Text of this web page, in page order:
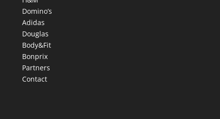
Domino’s
Adidas
Douglas
Body&Fit
Bonprix
Partners
Contact